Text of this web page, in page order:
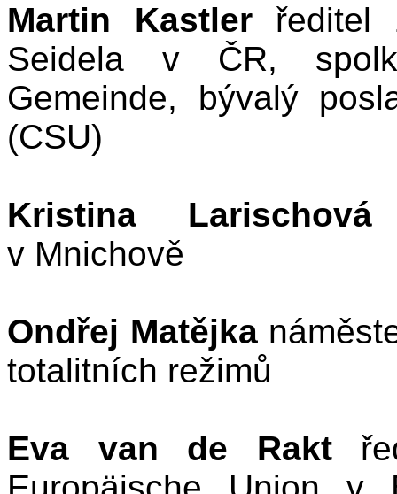
Martin Kastlerředitel
Seidela v ČR,
Gemeinde, bývalý
(CSU)
Kristina Larischová
v Mnichově
Ondřej Matějka
totalitních režimů
Eva van de Rakt